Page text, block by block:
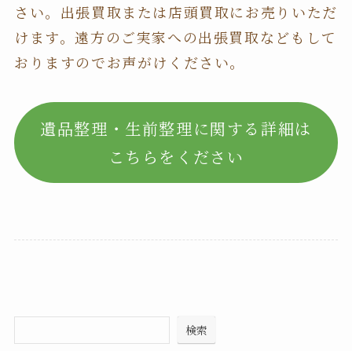
さい。出張買取または店頭買取にお売りいただ
けます。遠方のご実家への出張買取などもして
おりますのでお声がけください。
遺品整理・生前整理に関する詳細は
こちらをください
検索